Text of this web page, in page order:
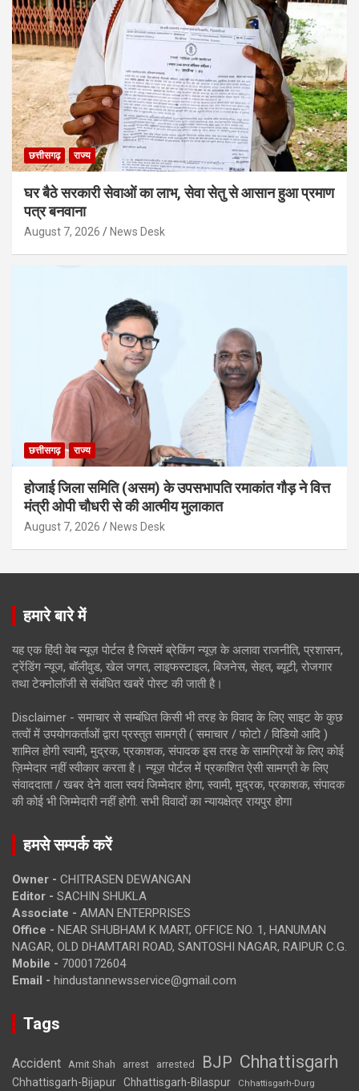
छत्तीसगढ़ राज्य
घर बैठे सरकारी सेवाओं का लाभ, सेवा सेतु से आसान हुआ प्रमाण
पत्र बनवाना
August 7, 2026 News Desk
छत्तीसगढ़ राज्य
होजाई जिला समिति (असम) के उपसभापति रमाकांत गौड़ ने वित्त
मंत्री ओपी चौधरी से की आत्मीय मुलाकात
August 7, 2026 News Desk
हमारे बारे में
यह एक हिंदी वेब न्यूज़ पोर्टल है जिसमें ब्रेकिंग न्यूज़ के अलावा राजनीति, प्रशासन,
ट्रेंडिंग न्यूज, बॉलीवुड, खेल जगत, लाइफस्टाइल, बिजनेस, सेहत, ब्यूटी, रोजगार
तथा टेक्नोलॉजी से संबंधित खबरें पोस्ट की जाती है।
Disclaimer - समाचार से सम्बंधित किसी भी तरह के विवाद के लिए साइट के कुछ
तत्वों में उपयोगकर्ताओं द्वारा प्रस्तुत सामग्री ( समाचार / फोटो / विडियो आदि )
शामिल होगी स्वामी, मुद्रक, प्रकाशक, संपादक इस तरह के सामग्रियों के लिए कोई
ज़िम्मेदार नहीं स्वीकार करता है। न्यूज़ पोर्टल में प्रकाशित ऐसी सामग्री के लिए
संवाददाता / खबर देने वाला स्वयं जिम्मेदार होगा, स्वामी, मुद्रक, प्रकाशक, संपादक
की कोई भी जिम्मेदारी नहीं होगी. सभी विवादों का न्यायक्षेत्र रायपुर होगा
हमसे सम्पर्क करें
Owner - CHITRASEN DEWANGAN
Editor - SACHIN SHUKLA
Associate - AMAN ENTERPRISES
Office - NEAR SHUBHAM K MART, OFFICE NO. 1, HANUMAN
NAGAR, OLD DHAMTARI ROAD, SANTOSHI NAGAR, RAIPUR C.G.
Mobile - 7000172604
Email - hindustannewsservice@gmail.com
Tags
Accident Amit Shah arrest arrested BJP Chhattisgarh
Chhattisgarh-Bijapur Chhattisgarh-Bilaspur Chhattisgarh-Durg